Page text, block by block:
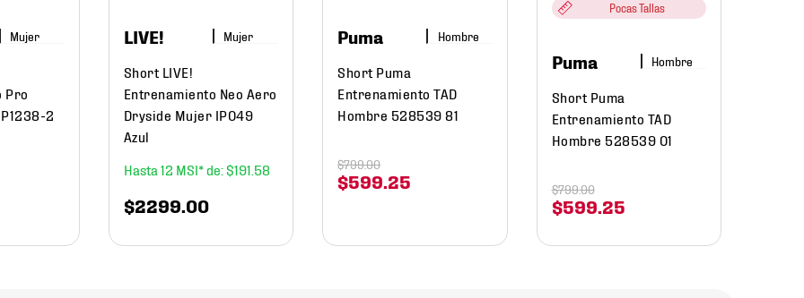
Mujer
Pro
2
LIVE! Mujer
Short LIVE!
Entrenamiento Neo Aero
Dryside Mujer IP049
Azul
12
$191 58
$2299.00
Puma Hombre
Short Puma
Entrenamiento TAD
Hombre 528539 81
$599.25
$799.00
Pocas Tallas
Puma Hombre
Short Puma
Entrenamiento TAD
Hombre 528539 01
$599.25
$799.00